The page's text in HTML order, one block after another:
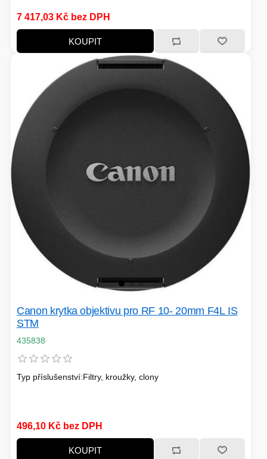
7 417,03 Kč bez DPH
KOUPIT
Canon krytka objektivu pro RF 10- 20mm F4L IS
STM
435838
Typ příslušenství:Filtry, kroužky, clony
496,10 Kč bez DPH
KOUPIT